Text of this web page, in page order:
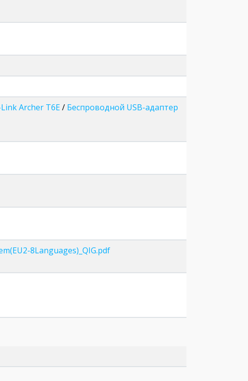
Archer T6E/ Беспроводной USB-адаптер
8Languages)_QIG.pdf